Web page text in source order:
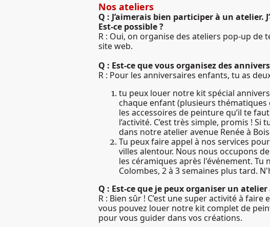
Nos ateliers
Q : J’aimerais bien participer à un atelier.
Est-ce possible ?
R : Oui, on organise des ateliers pop-up
site web.
Q : Est-ce que vous organisez des
R : Pour les anniversaires enfants, tu as
tu peux louer notre kit spécial
chaque enfant (plusieurs
les accessoires de peinture qu’il te
l’activité. C’est très simple, promis !
dans notre atelier avenue Renée à
Tu peux faire appel à nos services
villes alentour. Nous nous occupons
les céramiques après l'événement. Tu
Colombes, 2 à 3 semaines plus tard.
Q : Est-ce que je peux organiser un
R : Bien sûr ! C’est une super activité à
vous pouvez louer notre kit complet de
pour vous guider dans vos créations.